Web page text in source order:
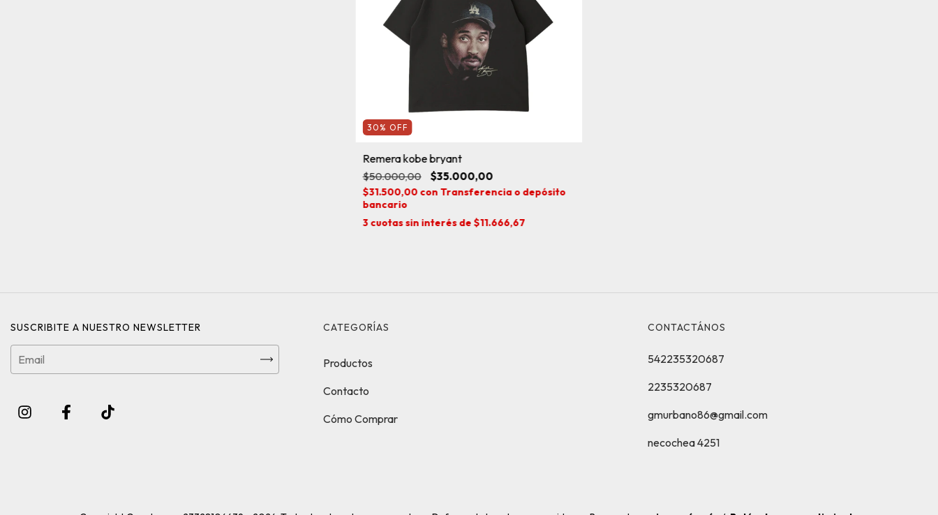
30 % OFF
Remera kobe bryant
$50.000,00 $35.000,00
$31.500,00 con Transferencia o depósito
bancario
3cuotas sin interés de$11.666,67
SUSCRIBITE A NUESTRO NEWSLETTER CATEGORÍAS
Productos
Contacto
Cómo Comprar
CONTACTÁNOS
542235320687
2235320687
gmurbano86@gmail.com
necochea 4251